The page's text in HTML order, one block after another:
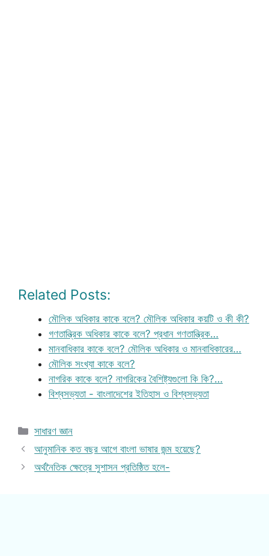
Related Posts:
মৌলিক অধিকার কাকে বলে? মৌলিক অধিকার কয়টি ও কী কী?
গণতান্ত্রিক অধিকার কাকে বলে? প্রধান গণতান্ত্রিক…
মানবাধিকার কাকে বলে? মৌলিক অধিকার ও মানবাধিকারের…
মৌলিক সংখ্যা কাকে বলে?
নাগরিক কাকে বলে? নাগরিকের বৈশিষ্ট্যগুলো কি কি?…
বিশ্বসভ্যতা - বাংলাদেশের ইতিহাস ও বিশ্বসভ্যতা
Categories
সাধারণ জ্ঞান
আনুমানিক কত বছর আগে বাংলা ভাষার জন্ম হয়েছে?
অর্থনৈতিক ক্ষেত্রে সুশাসন প্রতিষ্ঠিত হলে-